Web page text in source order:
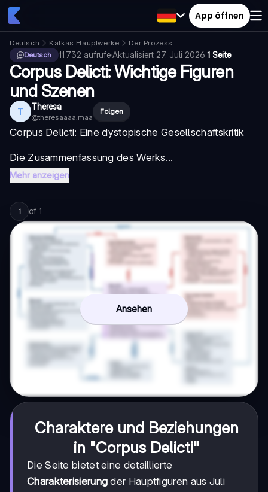
App öffnen
Deutsch Kafkas Hauptwerke
Der Prozess
Deutsch
11.732 aufrufe·Aktualisiert 27. Juli 2026·1 Seite
Corpus Delicti: Wichtige Figuren
und Szenen
T Theresa
@theresaaaa.maa
Folgen
Corpus Delicti: Eine dystopische Gesellschaftskritik
Die Zusammenfassung des Werks...
Mehr anzeigen
1 of 1
Ansehen
Charaktere und Beziehungen
in "Corpus Delicti"
Die Seite bietet eine detaillierte
Charakterisierung der Hauptfiguren aus Juli